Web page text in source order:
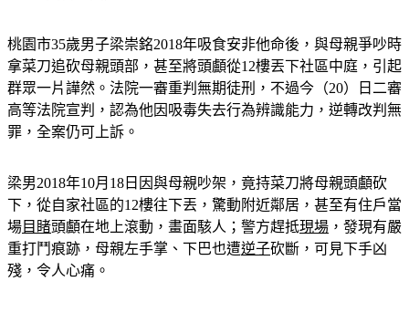
桃園市35歲男子梁崇銘2018年吸食安非他命後，與母親爭吵時
拿菜刀追砍母親頭部，甚至將頭顱從12樓丟下社區中庭，引起
群眾一片譁然。法院一審重判無期徒刑，不過今（20）日二審
高等法院宣判，認為他因吸毒失去行為辨識能力，逆轉改判無
罪，全案仍可上訴。
梁男2018年10月18日因與母親吵架，竟持菜刀將母親頭顱砍
下，從自家社區的12樓往下丟，驚動附近鄰居，甚至有住戶當
場目睹頭顱在地上滾動，畫面駭人；警方趕抵現場 ，發現有嚴
重打鬥痕跡，母親左手掌、下巴也遭逆子砍斷，可見下手凶
殘，令人心痛。